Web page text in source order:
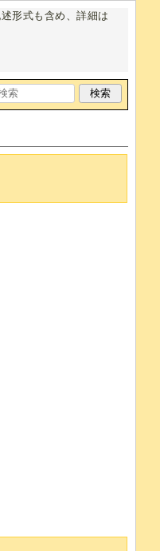
形式も含め、詳細は